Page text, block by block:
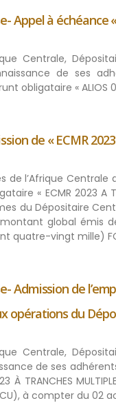
Appel à échéance
Centrale,
de ses
obligataire « ALIOS
de « ECMR
de l’Afrique
« ECMR 2023 A
du Dépositaire
global émis
quatre-vingt mille)
Admission de
opérations du
Centrale,
de ses
À TRANCHES
à compter du 02